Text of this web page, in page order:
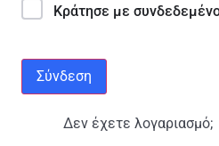
Κράτησε με
Σύνδεση
Δεν έχετε λογαριασμό;